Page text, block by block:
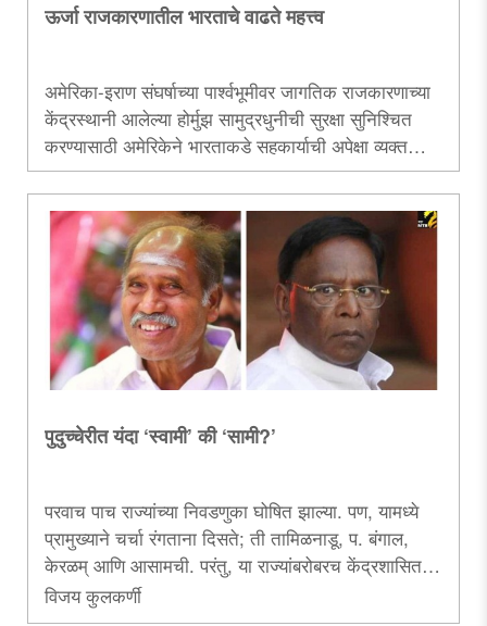
ऊर्जा राजकारणातील भारताचे वाढते महत्त्व
अमेरिका-इराण संघर्षाच्या पार्श्वभूमीवर जागतिक राजकारणाच्या
केंद्रस्थानी आलेल्या होर्मुझ सामुद्रधुनीची सुरक्षा सुनिश्चित
करण्यासाठी अमेरिकेने भारताकडे सहकार्याची अपेक्षा व्यक्त
करणे, ही बाब भारताचे वाढते जागतिक महत्त्व अधोरेखित
करणारी ठरावी...
पुदुच्चेरीत यंदा ‘स्वामी’ की ‘सामी?’
परवाच पाच राज्यांच्या निवडणुका घोषित झाल्या. पण, यामध्ये
प्रामुख्याने चर्चा रंगताना दिसते; ती तामिळनाडू, प. बंगाल,
केरळम् आणि आसामची. परंतु, या राज्यांबरोबरच केंद्रशासित
प्रदेश असलेल्या पुदुच्चेरीमध्येही दि. ९ एप्रिल रोजी मतदान
होईल. त्यानिमित्ताने पुदुच्चेरीमधील राजकारण आणि प्रशासकीय
विजय कुलकर्णी